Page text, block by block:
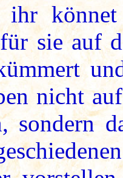
könnet
sie auf
nicht
sondern